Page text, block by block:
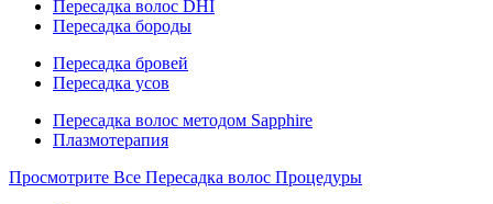
Пересадка волос DHI
Пересадка бороды
Пересадка бровей
Пересадка усов
Пересадка волос методом Sapphire
Плазмотерапия
Просмотрите Все Пересадка волос Процедуры